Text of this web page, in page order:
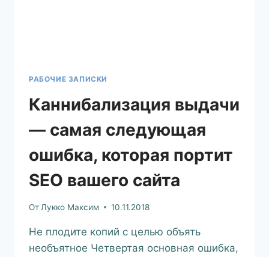
РАБОЧИЕ ЗАПИСКИ
Каннибализация выдачи
— самая следующая
ошибка, которая портит
SEO вашего сайта
От Лукко Максим 10.11.2018
Не плодите копий с целью объять
необъятное Четвертая основная ошибка,